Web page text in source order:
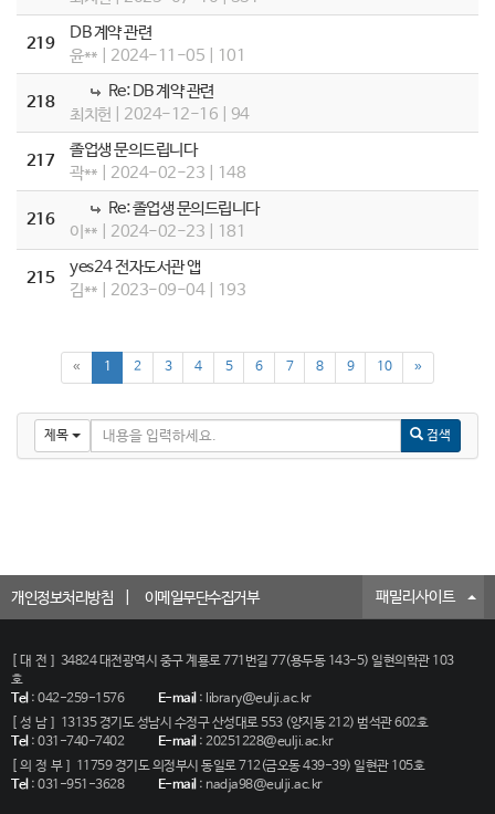
219
DB 계약 관련
윤** | 2024-11-05 | 101
218
Re: DB 계약 관련
최치헌 | 2024-12-16 | 94
217
졸업생 문의드립니다
곽** | 2024-02-23 | 148
216
Re: 졸업생 문의드립니다
이** | 2024-02-23 | 181
215
yes24 전자도서관 앱
김** | 2023-09-04 | 193
« 1 2 3 4 5 6 7 8 9 10 »
제목 검색
개인정보처리방침 이메일무단수집거부 패밀리사이트
[대전]
34824 대전광역시 중구 계룡로 771번길 77(용두동 143-5) 일현의학관 103
호
Tel: 042-259-1576 E-mail: library@eulji.ac.kr
[성남]
13135 경기도 성남시 수정구 산성대로 553 (양지동 212) 범석관 602호
Tel: 031-740-7402 E-mail: 20251228@eulji.ac.kr
[의정부]
11759 경기도 의정부시 동일로 712(금오동 439-39) 일현관 105호
Tel: 031-951-3628 E-mail: nadja98@eulji.ac.kr